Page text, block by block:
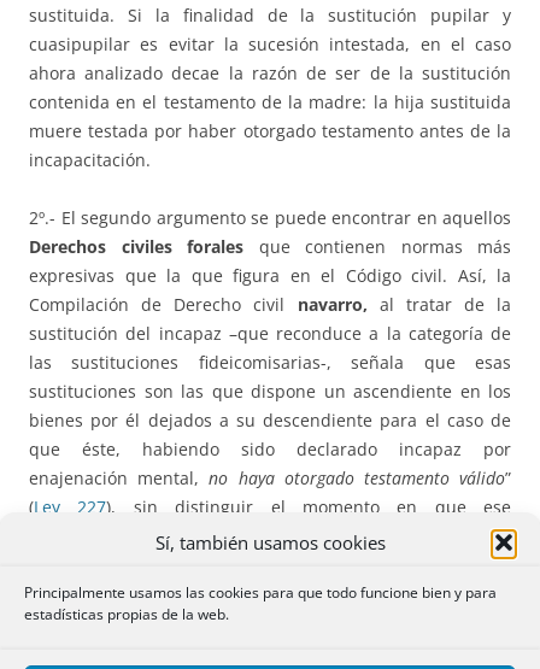
Sí, también usamos cookies
Principalmente usamos las cookies para que todo funcione bien y para
estadísticas propias de la web.
sustituida. Si la finalidad de la sustitución pupilar y
cuasipupilar es evitar la sucesión intestada, en el caso
ahora analizado decae la razón de ser de la sustitución
contenida en el testamento de la madre: la hija sustituida
muere testada por haber otorgado testamento antes de la
incapacitación.
2º.- El segundo argumento se puede encontrar en aquellos
Derechos civiles forales que contienen normas más
expresivas que la que figura en el Código civil. Así, la
Compilación de Derecho civil navarro, al tratar de la
sustitución del incapaz –que reconduce a la categoría de
las sustituciones fideicomisarias-, señala que esas
sustituciones son las que dispone un ascendiente en los
bienes por él dejados a su descendiente para el caso de
que éste, habiendo sido declarado incapaz por
enajenación mental,no haya otorgado testamento válido”
(Ley 227), sin distinguir el momento en que ese
otorgamiento hubiera tenido lugar; y el Código civil de
, después de señalar que la sustitución ejemplar
sólo puede ser ordenada por ascendientes de una persona
incapacitada que sea legitimaria de la misma, precisa que